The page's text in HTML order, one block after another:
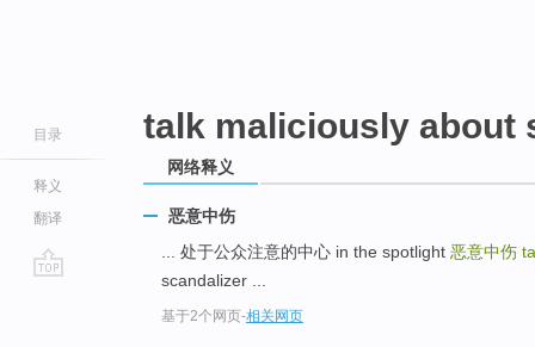
目录
释义
翻译
talk maliciously about
网络释义
恶意中伤
... 处于公众注意的中心 in the spotlight 恶意中伤
scandalizer ...
基于2个网页-相关网页